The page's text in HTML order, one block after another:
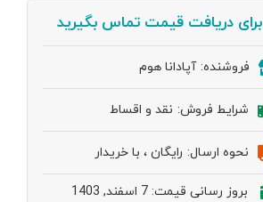
برای دریافت قیمت تماس بگیرید
فروشنده: آپادانا هوم
شرایط فروش: نقد و اقساط
نحوه ارسال: رایگان ، با خریدار
بروز رسانی قیمت: 7 اسفند, 1403